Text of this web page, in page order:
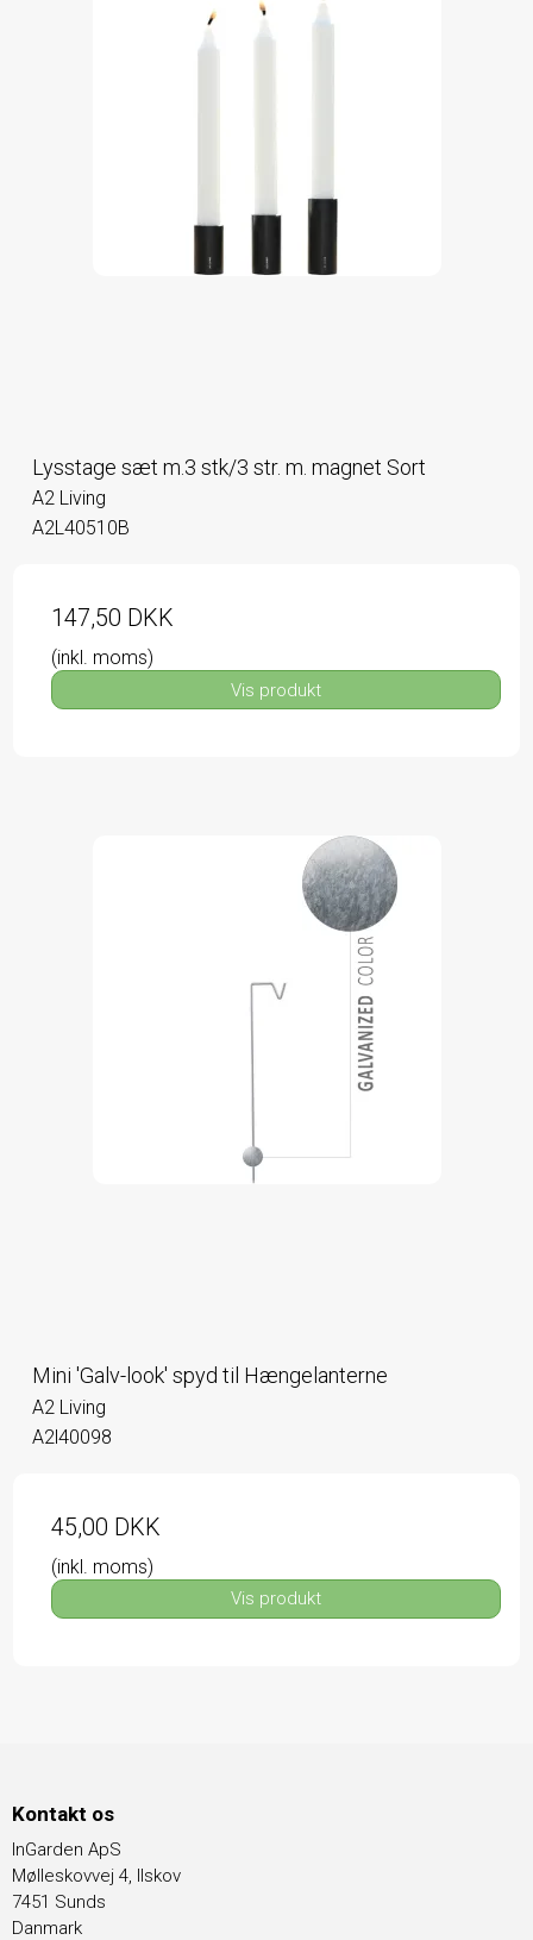
Lysstage sæt m.3 stk/3 str. m. magnet Sort
A2 Living
A2L40510B
147,50 DKK
(inkl. moms)
Vis produkt
Mini 'Galv-look' spyd til Hængelanterne
A2 Living
A2l40098
45,00 DKK
(inkl. moms)
Vis produkt
Kontakt os
InGarden ApS
Mølleskovvej 4, Ilskov
7451 Sunds
Danmark